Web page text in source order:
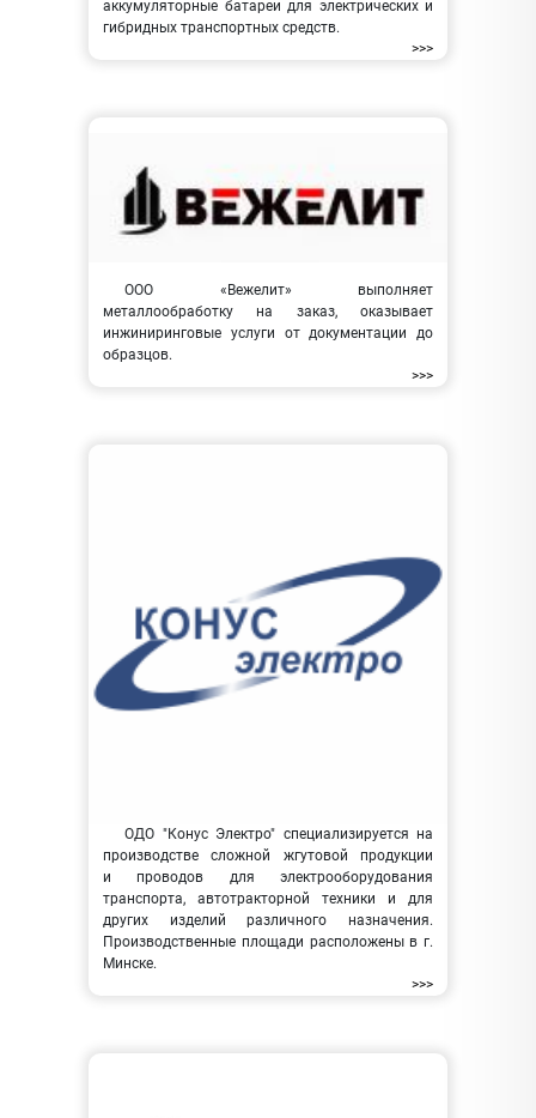
аккумуляторные батареи для электрических и
гибридных транспортных средств.
>>>
ООО «Вежелит» выполняет
металлообработку на заказ, оказывает
инжиниринговые услуги от документации до
образцов.
>>>
ОДО "Конус Электро" специализируется на
производстве сложной жгутовой продукции
и проводов для электрооборудования
транспорта, автотракторной техники и для
других изделий различного назначения.
Производственные площади расположены в г.
Минске.
>>>